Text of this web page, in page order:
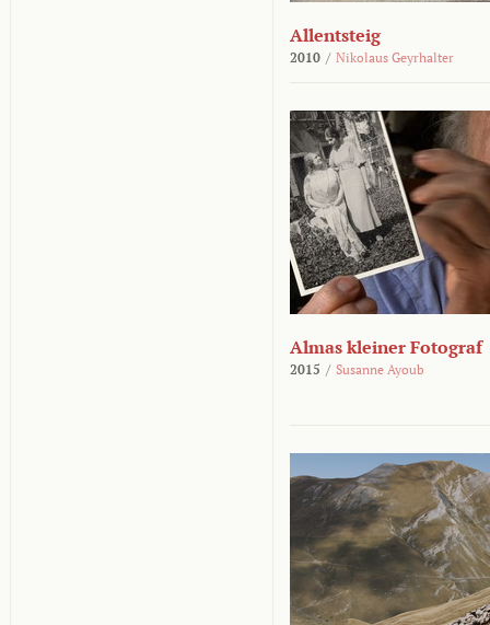
Allentsteig
2010 / Nikolaus Geyrhalter
Almas kleiner Fotograf
2015 / Susanne Ayoub